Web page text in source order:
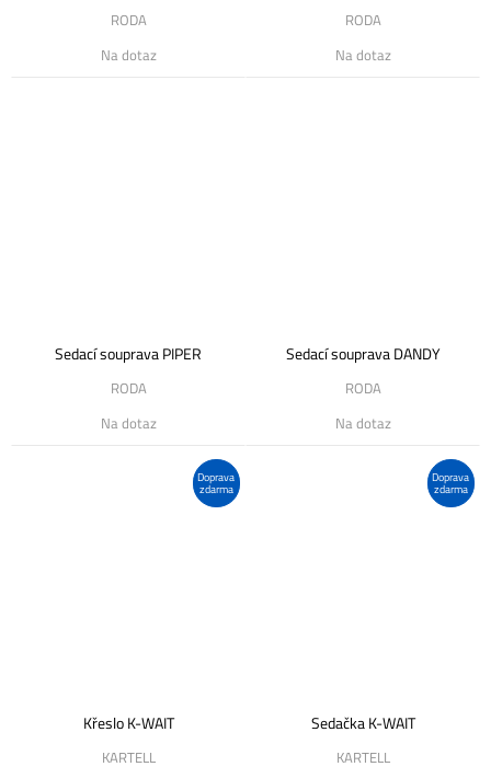
RODA
Na dotaz
RODA
Na dotaz
Sedací souprava PIPER
RODA
Na dotaz
Sedací souprava DANDY
RODA
Na dotaz
Doprava
zdarma
Křeslo K-WAIT
KARTELL
Doprava
zdarma
Sedačka K-WAIT
KARTELL